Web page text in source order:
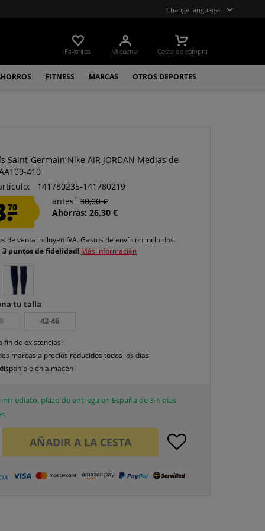
Change language:
Favoritos Mi cuenta Cesta de compra
FITNESS MARCAS OTROS DEPORTES
Saint-Germain Nike AIR JORDAN Medias de
410
141780235-141780219
70
antes1 30,00 €
Ahorras: 26,30 €
de venta incluyen IVA.Gastos de envío no incluidos.
3 puntos de fidelidad! Más información
tu talla
42-46
fin de existencias!
marcas a precios reducidos todos los días
en almacén
plazo de entrega en España de 3-6 días
AÑADIR A LA CESTA